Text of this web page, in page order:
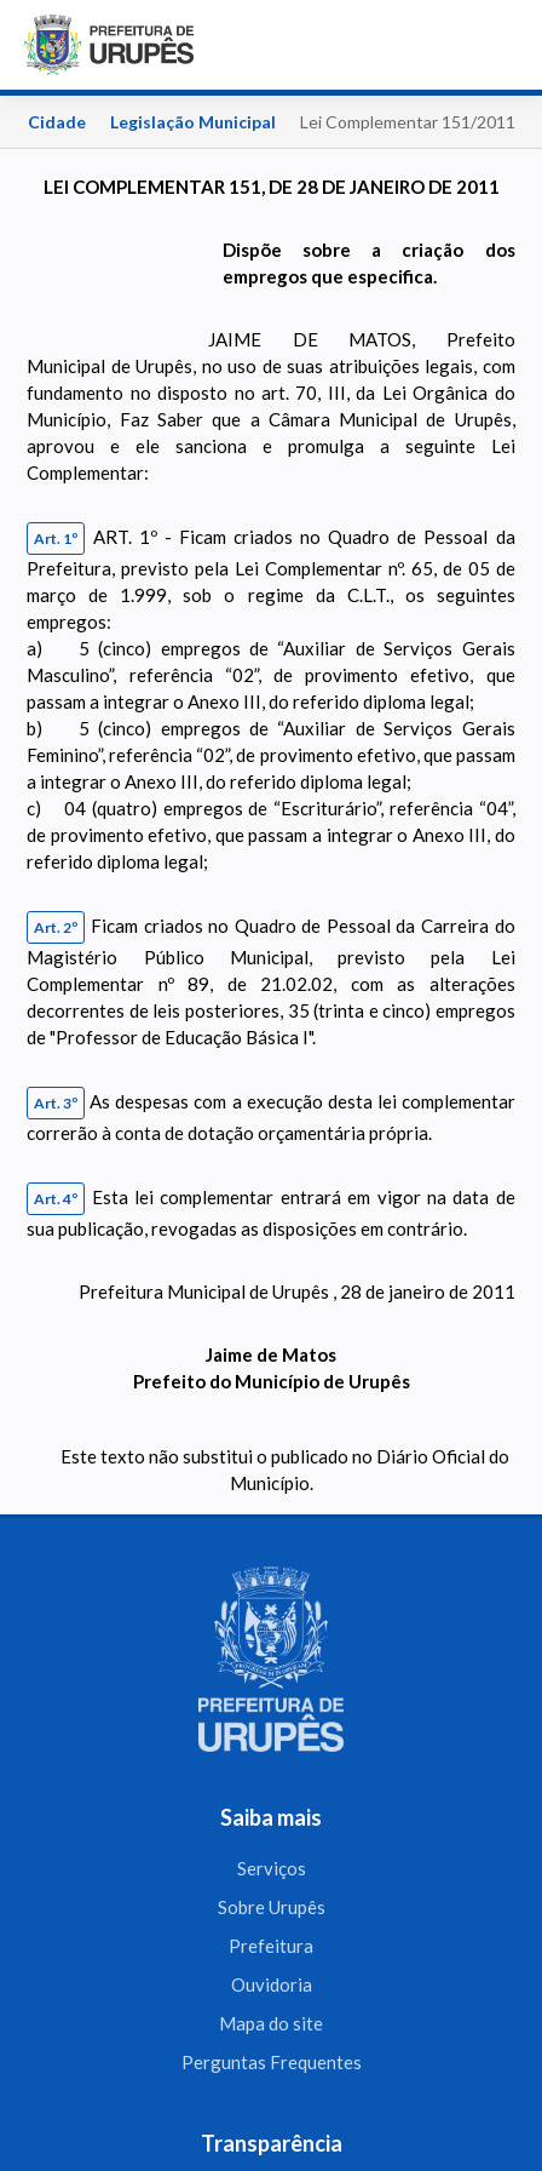
Cidade Legislação Municipal Lei Complementar 151/2011
LEI COMPLEMENTAR 151, DE 28 DE JANEIRO DE 2011
Dispõe sobre a criação dos
empregos que especifica.
JAIME DE MATOS, Prefeito
Municipal de Urupês, no uso de suas atribuições legais, com
fundamento no disposto no art. 70, III, da Lei Orgânica do
Município, Faz Saber que a Câmara Municipal de Urupês,
aprovou e ele sanciona e promulga a seguinte Lei
Complementar:
Art. 1º
ART. 1º - Ficam criados no Quadro de Pessoal da
Prefeitura, previsto pela Lei Complementar nº. 65, de 05 de
março de 1.999, sob o regime da C.L.T., os seguintes
empregos:
a) 5 (cinco) empregos de “Auxiliar de Serviços Gerais
Masculino”, referência “02”, de provimento efetivo, que
passam a integrar o Anexo III, do referido diploma legal;
b) 5 (cinco) empregos de “Auxiliar de Serviços Gerais
Feminino”, referência “02”, de provimento efetivo, que passam
a integrar o Anexo III, do referido diploma legal;
c) 04 (quatro) empregos de “Escriturário”, referência “04”,
de provimento efetivo, que passam a integrar o Anexo III, do
referido diploma legal;
Art. 2º
Ficam criados no Quadro de Pessoal da Carreira do
Magistério Público Municipal, previsto pela Lei
Complementar nº 89, de 21.02.02, com as alterações
decorrentes de leis posteriores, 35 (trinta e cinco) empregos
de "Professor de Educação Básica I".
Art. 3º
As despesas com a execução desta lei complementar
correrão à conta de dotação orçamentária própria.
Art. 4º
Esta lei complementar entrará em vigor na data de
sua publicação, revogadas as disposições em contrário.
Prefeitura Municipal de Urupês , 28 de janeiro de 2011
Jaime de Matos
Prefeito do Município de Urupês
Este texto não substitui o publicado no Diário Oficial do
Município.
Saiba mais
Serviços
Sobre Urupês
Prefeitura
Ouvidoria
Mapa do site
Perguntas Frequentes
Transparência